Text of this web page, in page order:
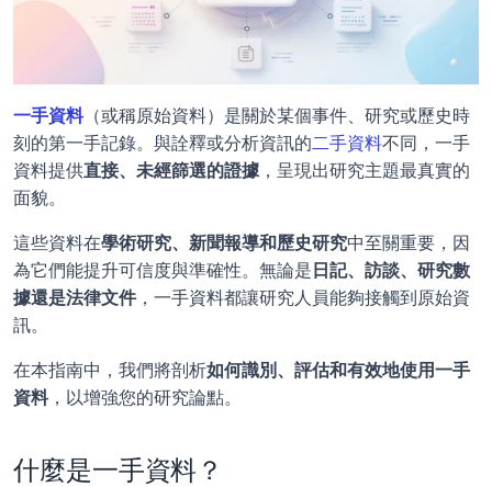
一手資料（或稱原始資料）是關於某個事件、研究或歷史時
刻的第一手記錄。與詮釋或分析資訊的二手資料不同，一手
資料提供直接、未經篩選的證據 ，呈現出研究主題最真實的
面貌。
這些資料在學術研究、新聞報導和歷史研究中至關重要，因
為它們能提升可信度與準確性。無論是日記、訪談、研究數
據還是法律文件，一手資料都讓研究人員能夠接觸到原始資
訊。
在本指南中，我們將剖析如何識別、評估和有效地使用一手
資料，以增強您的研究論點。
什麼是一手資料？